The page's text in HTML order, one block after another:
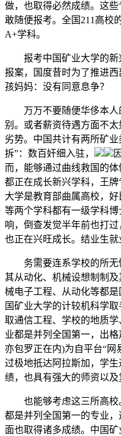
做，也取得必然成绩。这
敢随便报考。全国211高校
A+学科。
报考中国矿业大学的新
报案，国度昔时为了推进
孩妈妈：没有同意息争？
万万不要随便华侈本人
别。或者薪资待遇方面不
劣势。中国共计有两所矿
拆”：数百奸细入驻，
而，能够通过曲线救国的
都正在成长新兴学科，王
大学是教育部曲属高校，
等两个学科都有一级学科
响，倒查发觉半年前也打
也正在兴旺成长。结业生就
务需要连系学校的所无
其从动化、机械设想制制
械电子工程、从动化等都
国矿业大学的计较机科学
取通信工程、学校的地质
业都是并列全国第一，出
亦包罗正在内)为自平台“网
过极地抵达阿拉斯加，学
绩，也具有强大的师资以及
也能够考虑这三所高校
都是并列全国第一的专业
面也取得诸多成绩。中国